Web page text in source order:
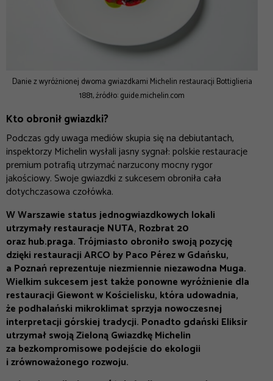
Danie z wyróżnionej dwoma gwiazdkami Michelin restauracji Bottiglieria
1881, źródło: guide.michelin.com
Kto obronił gwiazdki?
Podczas gdy uwaga mediów skupia się na debiutantach,
inspektorzy Michelin wysłali jasny sygnał: polskie restauracje
premium potrafią utrzymać narzucony mocny rygor
jakościowy. Swoje gwiazdki z sukcesem obroniła cała
dotychczasowa czołówka.
W Warszawie status jednogwiazdkowych lokali
utrzymały restauracje NUTA, Rozbrat 20
oraz hub.praga. Trójmiasto obroniło swoją pozycję
dzięki restauracji ARCO by Paco Pérez w Gdańsku,
a Poznań reprezentuje niezmiennie niezawodna Muga.
Wielkim sukcesem jest także ponowne wyróżnienie dla
restauracji Giewont w Kościelisku, która udowadnia,
że podhalański mikroklimat sprzyja nowoczesnej
interpretacji górskiej tradycji. Ponadto gdański Eliksir
utrzymał swoją Zieloną Gwiazdkę Michelin
za bezkompromisowe podejście do ekologii
i zrównoważonego rozwoju.